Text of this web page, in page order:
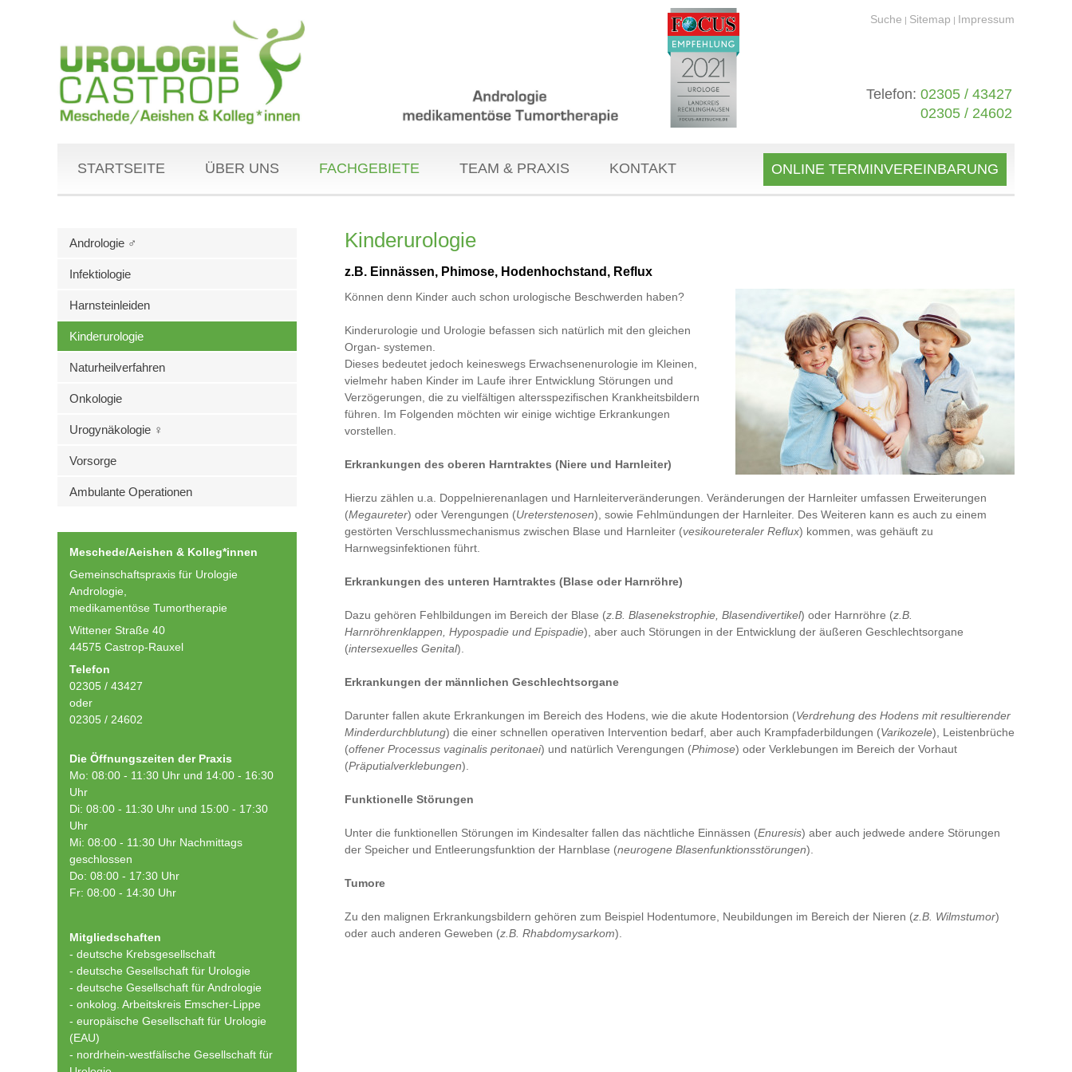
Suche | Sitemap | Impressum
Telefon: 02305 / 43427
02305 / 24602
STARTSEITE ÜBER UNS FACHGEBIETE TEAM & PRAXIS KONTAKT ONLINE TERMINVEREINBARUNG
Andrologie ♂
Infektiologie
Harnsteinleiden
Kinderurologie
Naturheilverfahren
Onkologie
Urogynäkologie ♀
Vorsorge
Ambulante Operationen
Meschede/Aeishen & Kolleg*innen
Gemeinschaftspraxis für Urologie
Andrologie,
medikamentöse Tumortherapie
Wittener Straße 40
44575 Castrop-Rauxel
Telefon
02305 / 43427
oder
02305 / 24602
Die Öffnungszeiten der Praxis
Mo: 08:00 - 11:30 Uhr und 14:00 - 16:30
Uhr
Di: 08:00 - 11:30 Uhr und 15:00 - 17:30
Uhr
Mi: 08:00 - 11:30 Uhr Nachmittags
geschlossen
Do: 08:00 - 17:30 Uhr
Fr: 08:00 - 14:30 Uhr
Mitgliedschaften
- deutsche Krebsgesellschaft
- deutsche Gesellschaft für Urologie
- deutsche Gesellschaft für Andrologie
- onkolog. Arbeitskreis Emscher-Lippe
- europäische Gesellschaft für Urologie
(EAU)
- nordrhein-westfälische Gesellschaft für
Kinderurologie
z.B. Einnässen, Phimose, Hodenhochstand, Reflux
Können denn Kinder auch schon urologische Beschwerden haben?
Kinderurologie und Urologie befassen sich natürlich mit den gleichen
Organ- systemen.
Dieses bedeutet jedoch keineswegs Erwachsenenurologie im Kleinen,
vielmehr haben Kinder im Laufe ihrer Entwicklung Störungen und
Verzögerungen, die zu vielfältigen altersspezifischen Krankheitsbildern
führen. Im Folgenden möchten wir einige wichtige Erkrankungen
vorstellen.
Erkrankungen des oberen Harntraktes (Niere und Harnleiter)
Hierzu zählen u.a. Doppelnierenanlagen und Harnleiterveränderungen. Veränderungen der Harnleiter umfassen Erweiterungen
(Megaureter) oder Verengungen (Ureterstenosen), sowie Fehlmündungen der Harnleiter. Des Weiteren kann es auch zu einem
gestörten Verschlussmechanismus zwischen Blase und Harnleiter (vesikoureteraler Reflux) kommen, was gehäuft zu
Harnwegsinfektionen führt.
Erkrankungen des unteren Harntraktes (Blase oder Harnröhre)
Dazu gehören Fehlbildungen im Bereich der Blase (z.B. Blasenekstrophie, Blasendivertikel) oder Harnröhre (z.B.
Harnröhrenklappen, Hypospadie und Epispadie), aber auch Störungen in der Entwicklung der äußeren Geschlechtsorgane
(intersexuelles Genital).
Erkrankungen der männlichen Geschlechtsorgane
Darunter fallen akute Erkrankungen im Bereich des Hodens, wie die akute Hodentorsion (Verdrehung des Hodens mit resultierender
Minderdurchblutung) die einer schnellen operativen Intervention bedarf, aber auch Krampfaderbildungen (Varikozele), Leistenbrüche
(offener Processus vaginalis peritonaei) und natürlich Verengungen (Phimose) oder Verklebungen im Bereich der Vorhaut
(Präputialverklebungen).
Funktionelle Störungen
Unter die funktionellen Störungen im Kindesalter fallen das nächtliche Einnässen (Enuresis) aber auch jedwede andere Störungen
der Speicher und Entleerungsfunktion der Harnblase (neurogene Blasenfunktionsstörungen).
Tumore
Zu den malignen Erkrankungsbildern gehören zum Beispiel Hodentumore, Neubildungen im Bereich der Nieren (z.B. Wilmstumor)
oder auch anderen Geweben (z.B. Rhabdomysarkom).